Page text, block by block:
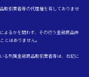
取引業者等の代理権を有しておりませ
よるかを問わず、その行う金融商品仲
とはありません。
る所属金融商品取引業者等は、右記に